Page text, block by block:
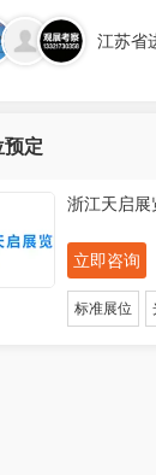
江苏省
定
浙江天启展
立即咨询
标准展位